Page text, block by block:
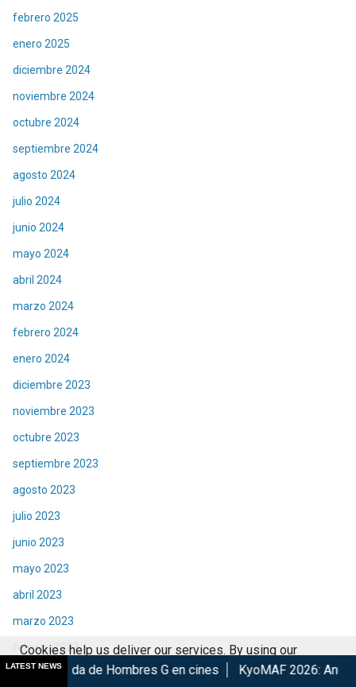
febrero 2025
enero 2025
diciembre 2024
noviembre 2024
octubre 2024
septiembre 2024
agosto 2024
julio 2024
junio 2024
mayo 2024
abril 2024
marzo 2024
febrero 2024
enero 2024
diciembre 2023
noviembre 2023
octubre 2023
septiembre 2023
agosto 2023
julio 2023
junio 2023
mayo 2023
abril 2023
marzo 2023
febrero 2023
LATEST NEWS
Hombres G en cines KyoMAF 2026: Anuncian
Cookies help us deliver our services. By using our
services, you agree to our use of cookies.
Got it